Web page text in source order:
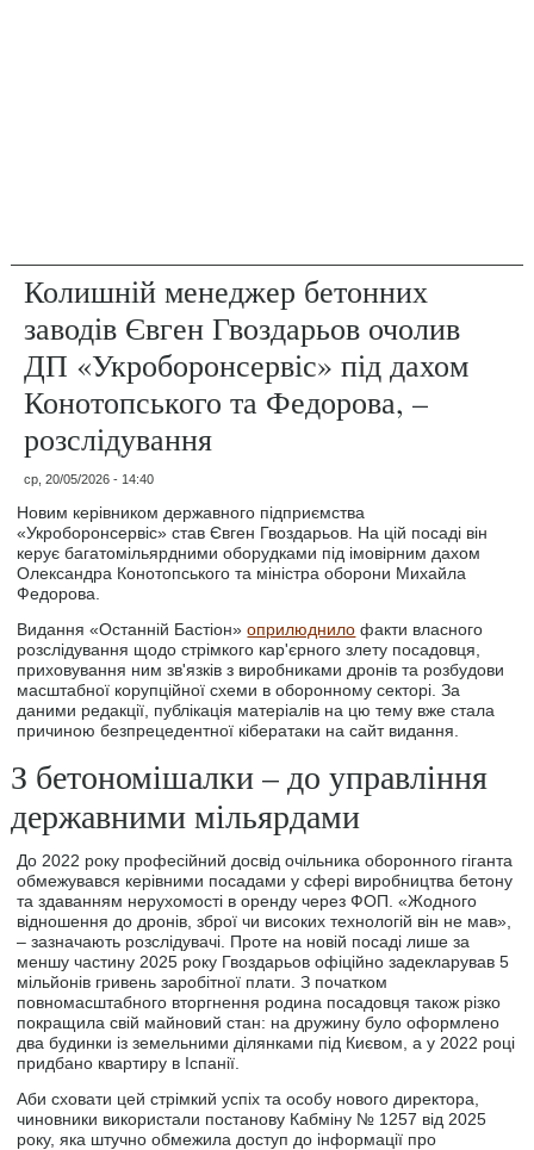
Колишній менеджер бетонних
заводів Євген Гвоздарьов очолив
ДП «Укроборонсервіс» під дахом
Конотопського та Федорова, –
розслідування
ср, 20/05/2026 - 14:40
Новим керівником державного підприємства
«Укроборонсервіс» став Євген Гвоздарьов. На цій посаді він
керує багатомільярдними оборудками під імовірним дахом
Олександра Конотопського та міністра оборони Михайла
Федорова.
Видання «Останній Бастіон»оприлюднило факти власного
розслідування щодо стрімкого кар'єрного злету посадовця,
приховування ним зв'язків з виробниками дронів та розбудови
масштабної корупційної схеми в оборонному секторі. За
даними редакції, публікація матеріалів на цю тему вже стала
причиною безпрецедентної кібератаки на сайт видання.
З бетономішалки – до управління
державними мільярдами
До 2022 року професійний досвід очільника оборонного гіганта
обмежувався керівними посадами у сфері виробництва бетону
та здаванням нерухомості в оренду через ФОП. «Жодного
відношення до дронів, зброї чи високих технологій він не мав»,
– зазначають розслідувачі. Проте на новій посаді лише за
меншу частину 2025 року Гвоздарьов офіційно задекларував 5
мільйонів гривень заробітної плати. З початком
повномасштабного вторгнення родина посадовця також різко
покращила свій майновий стан: на дружину було оформлено
два будинки із земельними ділянками під Києвом, а у 2022 році
придбано квартиру в Іспанії.
Аби сховати цей стрімкий успіх та особу нового директора,
чиновники використали постанову Кабміну № 1257 від 2025
року, яка штучно обмежила доступ до інформації про